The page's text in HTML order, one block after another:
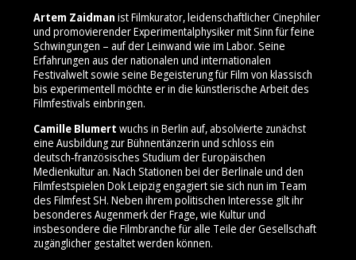
Artem Zaidman ist Filmkurator, leidenschaftlicher Cinephiler
und promovierender Experimentalphysiker mit Sinn für feine
Schwingungen – auf der Leinwand wie im Labor. Seine
Erfahrungen aus der nationalen und internationalen
Festivalwelt sowie seine Begeisterung für Film von klassisch
bis experimentell möchte er in die künstlerische Arbeit des
Filmfestivals einbringen.
Camille Blumert wuchs in Berlin auf, absolvierte zunächst
eine Ausbildung zur Bühnentänzerin und schloss ein
deutsch‑französisches Studium der Europäischen
Medienkultur an. Nach Stationen bei der Berlinale und den
Filmfestspielen Dok Leipzig engagiert sie sich nun im Team
des Filmfest SH. Neben ihrem politischen Interesse gilt ihr
besonderes Augenmerk der Frage, wie Kultur und
insbesondere die Filmbranche für alle Teile der Gesellschaft
zugänglicher gestaltet werden können.